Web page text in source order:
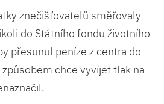
znečišťovatelů směřovaly
do Státního fondu životního
přesunul peníze z centra do
chce vyvíjet tlak na